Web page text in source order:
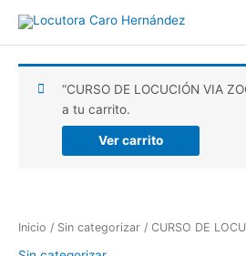
contenido
Ver carrito
“CURSO DE LOCUCIÓN VIA
a tu carrito.
Inicio / Sin categorizar / CURSO DE
DE